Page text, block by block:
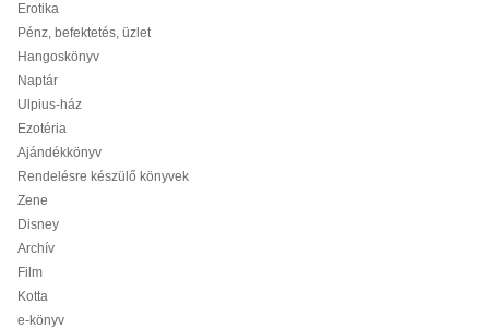
Erotika
Pénz, befektetés, üzlet
Hangoskönyv
Naptár
Ulpius-ház
Ezotéria
Ajándékkönyv
Rendelésre készülő könyvek
Zene
Disney
Archív
Film
Kotta
e-könyv